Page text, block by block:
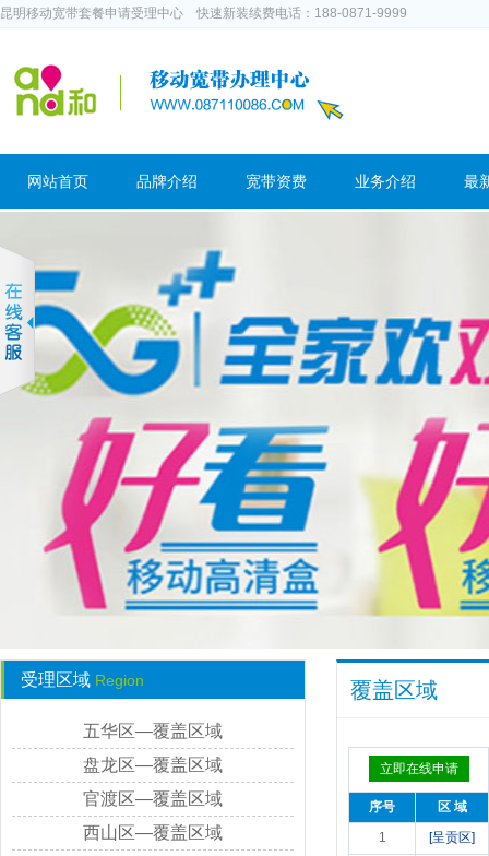
昆明移动宽带套餐申请受理中心 快速新装续费电话：188-0871-9999
网站首页 品牌介绍 宽带资费 业务介绍 最
受理区域 Region
五华区—覆盖区域
盘龙区—覆盖区域
官渡区—覆盖区域
西山区—覆盖区域
覆盖区域
立即在线申请
序号
区 域
1
[呈贡区]